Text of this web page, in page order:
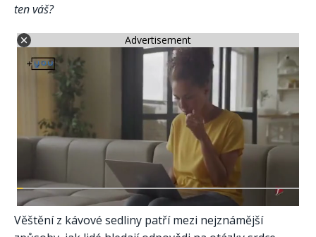
ten váš?
Advertisement
Věštění z kávové sedliny patří mezi nejznámější